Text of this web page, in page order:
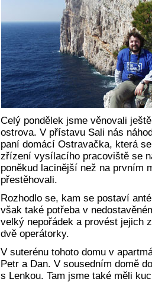
Celý pondělek jsme věnovali
ostrova. V přístavu Sali nás
paní domácí Ostravačka, která
zřízení vysílacího pracoviště se
poněkud lacinější než na prvním
přestěhovali.
Rozhodlo se, kam se postaví
však také potřeba v
velký nepořádek a provést jejich
dvě operátorky.
V suterénu tohoto domu v
Petr a Dan. V sousedním domě
s Lenkou. Tam jsme také měli